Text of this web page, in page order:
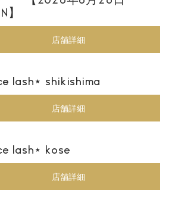
】
店舗詳細
lash⋆ shikishima
店舗詳細
lash⋆ kose
店舗詳細